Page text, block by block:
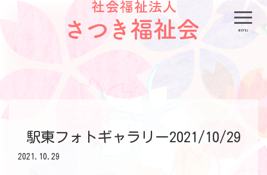
menu
駅東フォトギャラリー2021/10/29
2021.10.29